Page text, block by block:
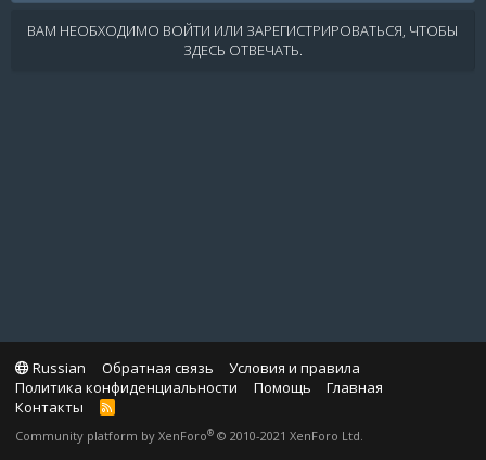
ВАМ НЕОБХОДИМО ВОЙТИ ИЛИ ЗАРЕГИСТРИРОВАТЬСЯ, ЧТОБЫ
ЗДЕСЬ ОТВЕЧАТЬ.
Russian Обратная связь
Условия и правила
Политика конфиденциальности
Помощь
Главная
Контакты
R
S
Community platform by XenForo® © 2010-2021 XenForo Ltd.